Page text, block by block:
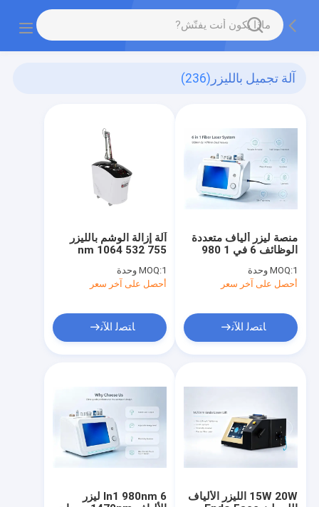
آلة تجميل بالليزر (236)
آلة إزالة الوشم بالليزر
755 532 1064 nm
MOQ:1 وحدة
أحصل على آخر سعر
ﺎﺘﺼﻟ ﺍﻶﻧ
منصة ليزر ألياف متعددة
الوظائف 6 في 1 980
لإذابة الدهون، وإزالة
الأوعية الدموية، وعلاج
الطبيعي
MOQ:1 وحدة
أحصل على آخر سعر
ﺎﺘﺼﻟ ﺍﻶﻧ
6 In1 980nm ليزر
15W 20W الليزر الألياف